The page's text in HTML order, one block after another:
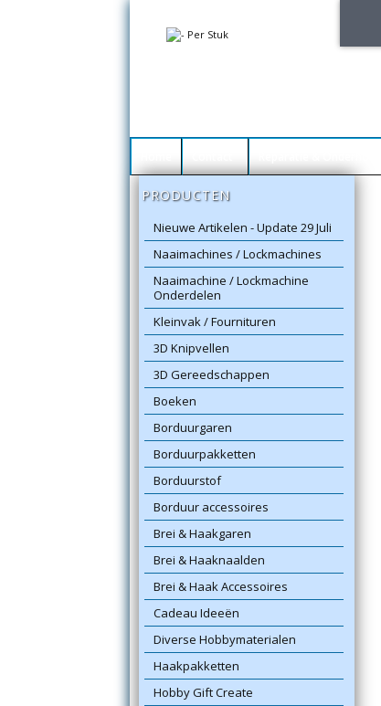
PRODUCTEN
Nieuwe Artikelen - Update 29 Juli
Naaimachines / Lockmachines
Naaimachine / Lockmachine
Onderdelen
Kleinvak / Fournituren
3D Knipvellen
3D Gereedschappen
Boeken
Borduurgaren
Borduurpakketten
Borduurstof
Borduur accessoires
Brei & Haakgaren
Brei & Haaknaalden
Brei & Haak Accessoires
Cadeau Ideeën
Diverse Hobbymaterialen
Haakpakketten
Hobby Gift Create